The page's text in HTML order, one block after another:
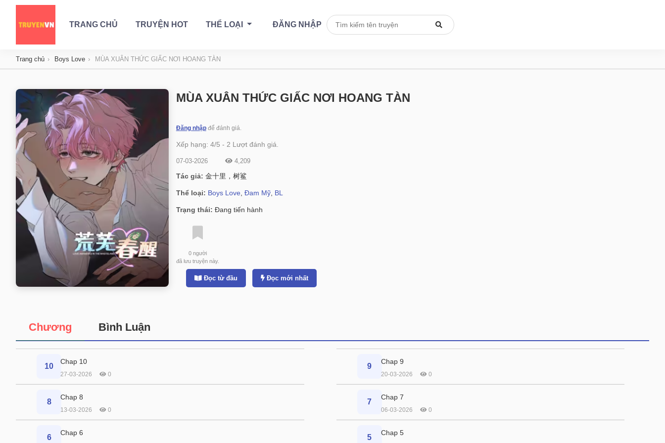
TRANG CHỦ TRUYỆN HOT THỂ LOẠI ĐĂNG NHẬP
Trang chủ Boys Love MÙA XUÂN THỨC GIẤC NƠI HOANG TÀN
MÙA XUÂN THỨC GIẤC NƠI HOANG TÀN
Đăng nhậpđể đánh giá.
Xếp hạng: 4/5 - 2 Lượt đánh giá.
07-03-2026 4,209
Tác giả: 金十里，树鲨
Thể loại: Boys Love, Đam Mỹ, BL
Trạng thái: Đang tiến hành
0người
đã lưu truyện này.
Đọc từ đầu Đọc mới nhất
Chương Bình Luận
10
Chap 10
27-03-2026 0
9
Chap 9
20-03-2026 0
8
Chap 8
13-03-2026 0
7
Chap 7
06-03-2026 0
6
Chap 6
5
Chap 5